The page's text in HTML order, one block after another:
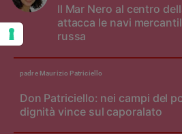
Il Mar Nero al centro
attacca le navi
russa
Don Patriciello: nei campi del
dignità vince sul caporalato
padre Maurizio Patriciello